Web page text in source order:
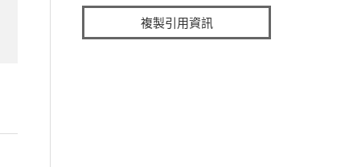
複製引用資訊